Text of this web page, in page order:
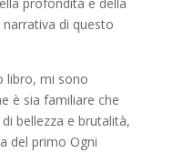
di questo
libro, mi sono
è sia familiare che
bellezza e brutalità,
del primo Ogni